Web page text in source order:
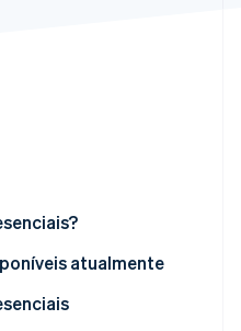
atualmente